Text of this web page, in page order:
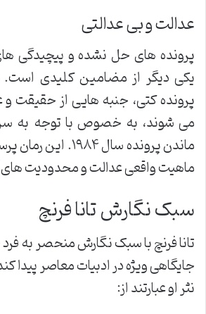
عدالت و بی عدالتی
پرونده های حل نشده و پیچیدگی
یکی دیگر از مضامین کلیدی
پرونده کتی، جنبه هایی از حقیقت و
می شوند، به خصوص با توجه به سن
ماندن پرونده سال
ماهیت واقعی عدالت و محدودیت
سبک نگارش تانا فرنچ
تانا فرنچ با سبک نگارش منحصر به
جایگاهی ویژه در ادبیات معاصر پیدا
نثر او عبارتند از: